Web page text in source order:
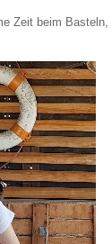
Zeit beim Basteln,